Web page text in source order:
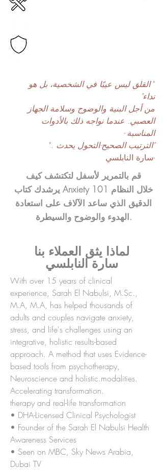
"القلق ليس عيبًا في الشخصية، بل هو
نداء"
من أجل البنية والوضوح وسلامة الجهاز
العصبي. عندما نواجه ذلك بالأدوات
المناسبة -
"الترتيب الصحيح-التحول يحدث ."
-سارة النابلسي
قم بالتمرير لأسفل لتكتشف كيف
يرشدك كتاب Anxiety 101 خلال النظام
الدقيق الذي ساعد الآلاف على استعادة
الهدوء والوضوح والسيطرة.
لماذا يثق العملاء بنا
سارة النابلسي
With over 15 years of clinical
experience, Sarah El Nabulsi, M.Sc.,
M.A, M.A, has helped thousands of
adults and couples navigate anxiety,
stress, and life's challenges using an
integrative, holistic results-based
approach. A method that uses Evidence-
based tools from psychotherapy,
Neuroscience and holistic.modalities.
Accelerating transformation.
therapy and real-life transformation
• DHA-Licensed Clinical Psychologist
• Founder of the Sarah El Nabulsi Health
Awareness Services
• Seen on MBC, Sky News Arabia,
Dubai TV